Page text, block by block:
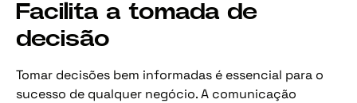
Facilita a tomada de
decisão
Tomar decisões bem informadas é essencial para o
sucesso de qualquer negócio. A comunicação